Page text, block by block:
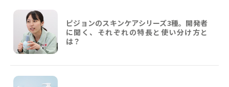
ピジョンのスキンケアシリーズ3種。開発者
に聞く、それぞれの特長と使い分け方と
は？